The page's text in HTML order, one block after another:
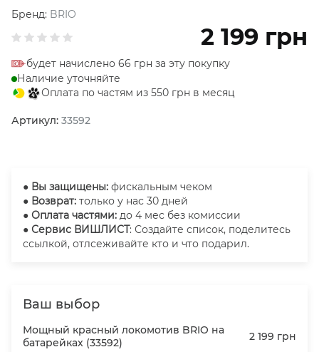
Бренд: BRIO
2 199 грн
будет начислено 66 грн за эту покупку
Наличие уточняйте
Оплата по частям из 550 грн в месяц
Артикул: 33592
● Вы защищены: фискальным чеком
● Возврат: только у нас 30 дней
● Оплата частями: до 4 мес без комиссии
● Сервис ВИШЛИСТ: Создайте список, поделитесь
ссылкой, отлсеживайте кто и что подарил.
Ваш выбор
Мощный красный локомотив BRIO на
батарейках (33592)
2 199 грн